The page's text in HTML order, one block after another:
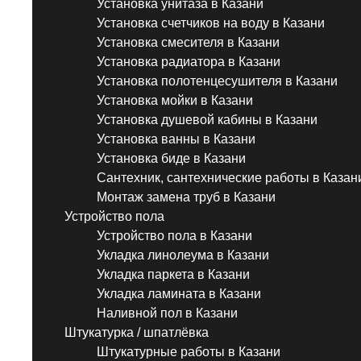
Установка унитаза в Казани
Установка счетчиков на воду в Казани
Установка смесителя в Казани
Установка радиатора в Казани
Установка полотенцесушителя в Казани
Установка мойки в Казани
Установка душевой кабины в Казани
Установка ванны в Казани
Установка биде в Казани
Сантехник, сантехнические работы в
Монтаж замена труб в Казани
Устройство пола
Устройство пола в Казани
Укладка линолеума в Казани
Укладка паркета в Казани
Укладка ламината в Казани
Наливной пол в Казани
Штукатурка / шпатлёвка
Штукатурные работы в Казани